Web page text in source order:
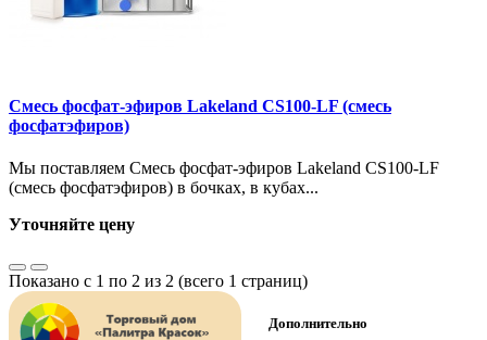
Смесь фосфат-эфиров Lakeland CS100-LF (смесь
фосфатэфиров)
Мы поставляем Смесь фосфат-эфиров Lakeland CS100-LF
(смесь фосфатэфиров) в бочках, в кубах...
Уточняйте цену
Показано с 1 по 2 из 2 (всего 1 страниц)
Дополнительно